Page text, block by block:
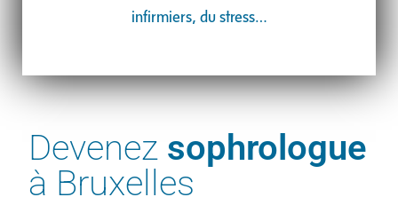
infirmiers, du stress…
Devenez sophrologue
à Bruxelles